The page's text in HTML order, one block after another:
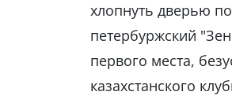
хлопнуть дверью
петербуржский
первого места,
казахстанского